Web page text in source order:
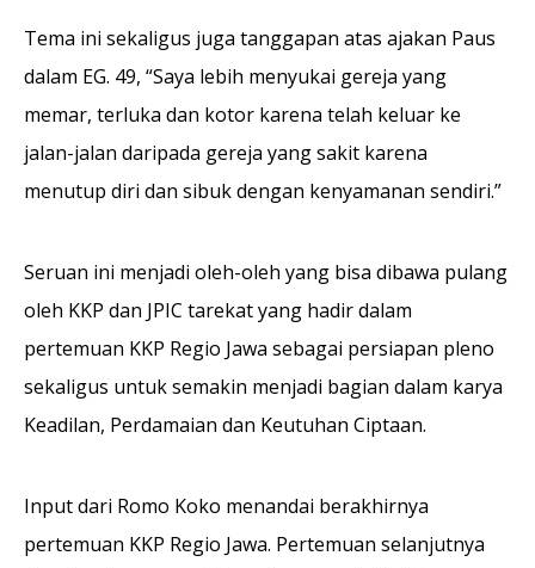
Tema ini sekaligus juga tanggapan atas ajakan Paus
dalam EG. 49, “Saya lebih menyukai gereja yang
memar, terluka dan kotor karena telah keluar ke
jalan-jalan daripada gereja yang sakit karena
menutup diri dan sibuk dengan kenyamanan sendiri.”
Seruan ini menjadi oleh-oleh yang bisa dibawa pulang
oleh KKP dan JPIC tarekat yang hadir dalam
pertemuan KKP Regio Jawa sebagai persiapan pleno
sekaligus untuk semakin menjadi bagian dalam karya
Keadilan, Perdamaian dan Keutuhan Ciptaan.
Input dari Romo Koko menandai berakhirnya
pertemuan KKP Regio Jawa. Pertemuan selanjutnya